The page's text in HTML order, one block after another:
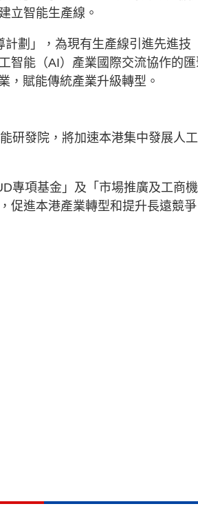
立智能生產線。
劃」，為現有生產線引進先進技
智能（AI）產業國際交流協作的
，賦能傳統產業升級轉型。
研發院，將加速本港集中發展人
專項基金」及「市場推廣及工商
促進本港產業轉型和提升長遠競爭